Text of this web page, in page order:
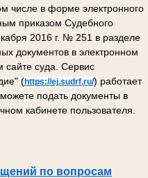
числе в форме электронного
приказом Судебного
2016 г. № 251 в разделе
документов в электронном
суда. Сервис
(https://ej.sudrf.ru/) работает
подать документы в
кабинете пользователя.
по вопросам